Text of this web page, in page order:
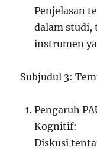
Penjelasan
dalam studi,
instrumen
Subjudul 3:
Pengaruh
Kognitif:
Diskusi